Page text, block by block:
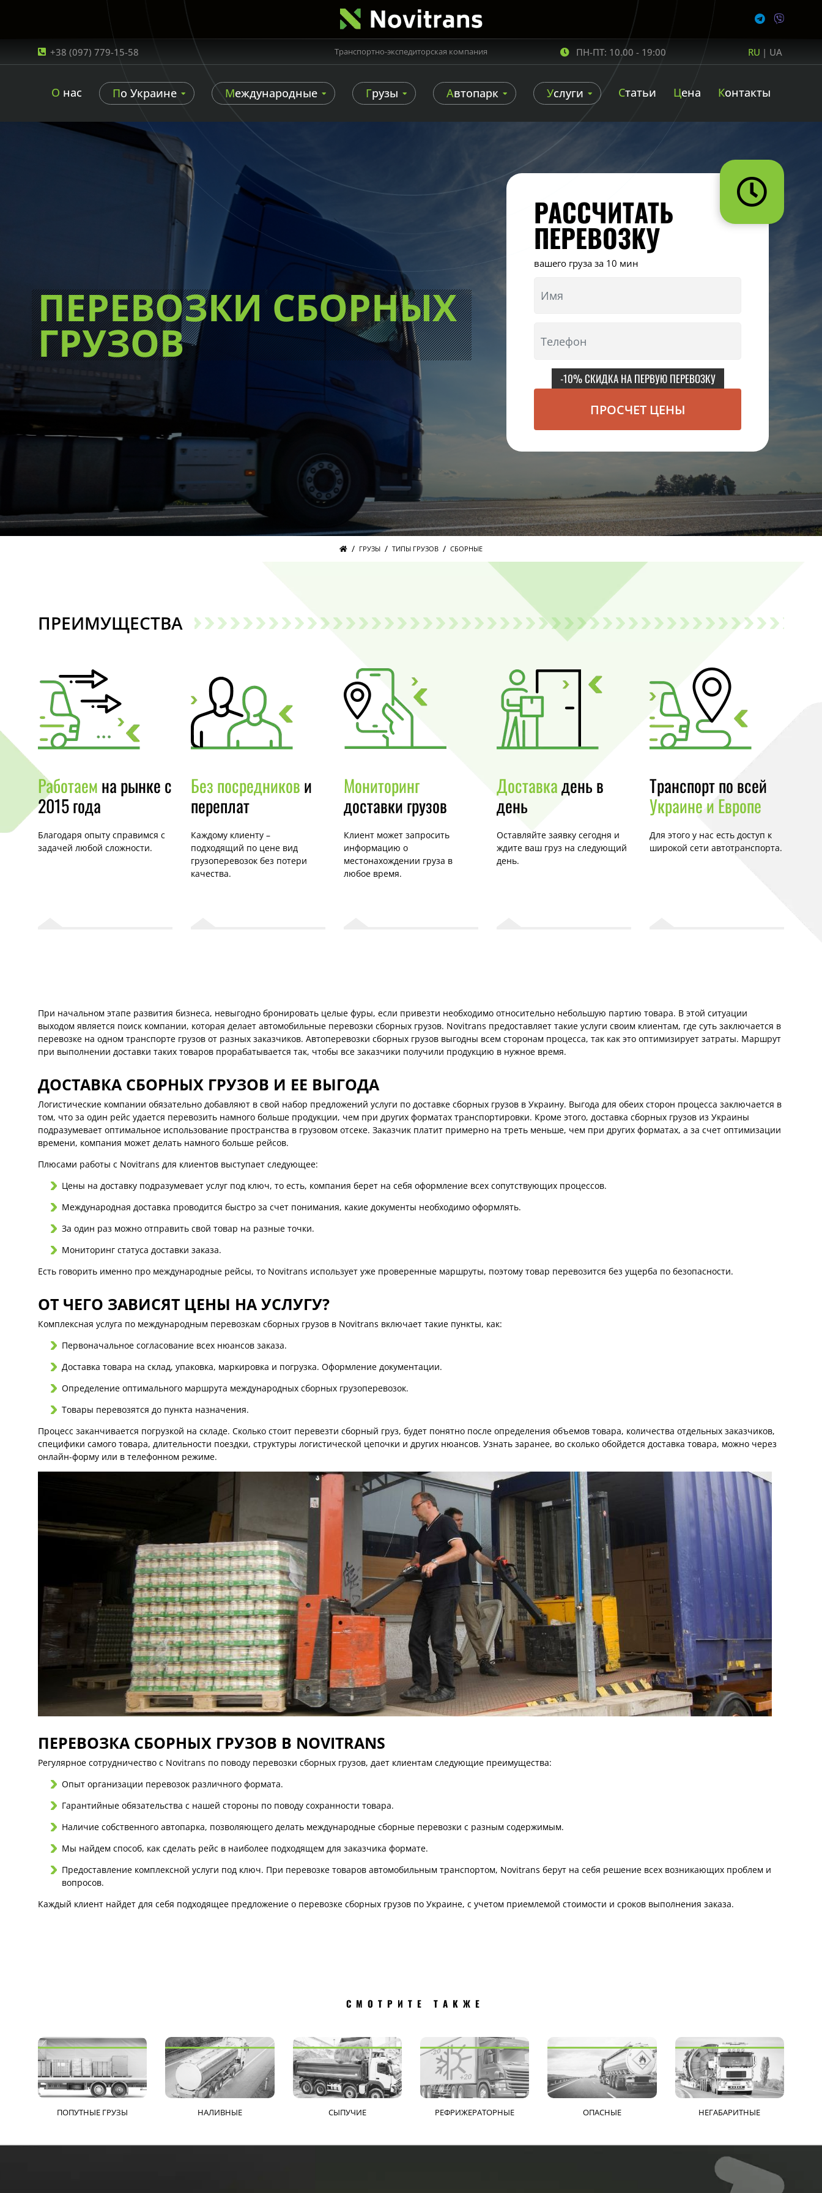
+38 (097) 779-15-58 Транспортно-экспедиторская компания ПН-ПТ: 10.00 - 19:00 RU | UA
О нас По Украине Международные Грузы Автопарк Услуги Статьи Цена Контакты
ПЕРЕВОЗКИ СБОРНЫХ
ГРУЗОВ
РАССЧИТАТЬ
ПЕРЕВОЗКУ
вашего груза за 10 мин
-10% СКИДКА НА ПЕРВУЮ ПЕРЕВОЗКУ
ПРОСЧЕТ ЦЕНЫ
/ ГРУЗЫ / ТИПЫ ГРУЗОВ / СБОРНЫЕ
ПРЕИМУЩЕСТВА
Работаемна рынке с
2015 года
Благодаря опыту справимся с
задачей любой сложности.
Без посредникови
переплат
Каждому клиенту –
подходящий по цене вид
грузоперевозок без потери
качества.
Мониторинг
доставки грузов
Клиент может запросить
информацию о
местонахождении груза в
любое время.
Доставкадень в
день
Оставляйте заявку сегодня и
ждите ваш груз на следующий
день.
Транспорт по всей
Украине и Европе
Для этого у нас есть доступ к
широкой сети автотранспорта.
При начальном этапе развития бизнеса, невыгодно бронировать целые фуры, если привезти необходимо относительно небольшую партию товара. В этой ситуации
выходом является поиск компании, которая делает автомобильные перевозки сборных грузов. Novitrans предоставляет такие услуги своим клиентам, где суть заключается в
перевозке на одном транспорте грузов от разных заказчиков. Автоперевозки сборных грузов выгодны всем сторонам процесса, так как это оптимизирует затраты. Маршрут
при выполнении доставки таких товаров прорабатывается так, чтобы все заказчики получили продукцию в нужное время.
ДОСТАВКА СБОРНЫХ ГРУЗОВ И ЕЕ ВЫГОДА
Логистические компании обязательно добавляют в свой набор предложений услуги по доставке сборных грузов в Украину. Выгода для обеих сторон процесса заключается в
том, что за один рейс удается перевозить намного больше продукции, чем при других форматах транспортировки. Кроме этого, доставка сборных грузов из Украины
подразумевает оптимальное использование пространства в грузовом отсеке. Заказчик платит примерно на треть меньше, чем при других форматах, а за счет оптимизации
времени, компания может делать намного больше рейсов.
Плюсами работы с Novitrans для клиентов выступает следующее:
Цены на доставку подразумевает услуг под ключ, то есть, компания берет на себя оформление всех сопутствующих процессов.
Международная доставка проводится быстро за счет понимания, какие документы необходимо оформлять.
За один раз можно отправить свой товар на разные точки.
Мониторинг статуса доставки заказа.
Есть говорить именно про международные рейсы, то Novitrans использует уже проверенные маршруты, поэтому товар перевозится без ущерба по безопасности.
ОТ ЧЕГО ЗАВИСЯТ ЦЕНЫ НА УСЛУГУ?
Комплексная услуга по международным перевозкам сборных грузов в Novitrans включает такие пункты, как:
Первоначальное согласование всех нюансов заказа.
Доставка товара на склад, упаковка, маркировка и погрузка. Оформление документации.
Определение оптимального маршрута международных сборных грузоперевозок.
Товары перевозятся до пункта назначения.
Процесс заканчивается погрузкой на складе. Сколько стоит перевезти сборный груз, будет понятно после определения объемов товара, количества отдельных заказчиков,
специфики самого товара, длительности поездки, структуры логистической цепочки и других нюансов. Узнать заранее, во сколько обойдется доставка товара, можно через
онлайн-форму или в телефонном режиме.
ПЕРЕВОЗКА СБОРНЫХ ГРУЗОВ В NOVITRANS
Регулярное сотрудничество с Novitrans по поводу перевозки сборных грузов, дает клиентам следующие преимущества:
Опыт организации перевозок различного формата.
Гарантийные обязательства с нашей стороны по поводу сохранности товара.
Наличие собственного автопарка, позволяющего делать международные сборные перевозки с разным содержимым.
Мы найдем способ, как сделать рейс в наиболее подходящем для заказчика формате.
Предоставление комплексной услуги под ключ. При перевозке товаров автомобильным транспортом, Novitrans берут на себя решение всех возникающих проблем и
вопросов.
Каждый клиент найдет для себя подходящее предложение о перевозке сборных грузов по Украине, с учетом приемлемой стоимости и сроков выполнения заказа.
СМОТРИТЕ ТАКЖЕ
ПОПУТНЫЕ ГРУЗЫ НАЛИВНЫЕ СЫПУЧИЕ РЕФРИЖЕРАТОРНЫЕ ОПАСНЫЕ НЕГАБАРИТНЫЕ